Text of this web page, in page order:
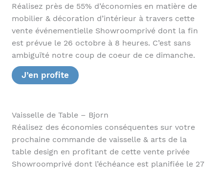
Réalisez près de 55% d’économies en matière de
mobilier & décoration d’intérieur à travers cette
vente événementielle Showroomprivé dont la fin
est prévue le 26 octobre à 8 heures. C’est sans
ambiguïté notre coup de coeur de ce dimanche.
J’en profite
Vaisselle de Table – Bjorn
Réalisez des économies conséquentes sur votre
prochaine commande de vaisselle & arts de la
table design en profitant de cette vente privée
Showroomprivé dont l’échéance est planifiée le 27